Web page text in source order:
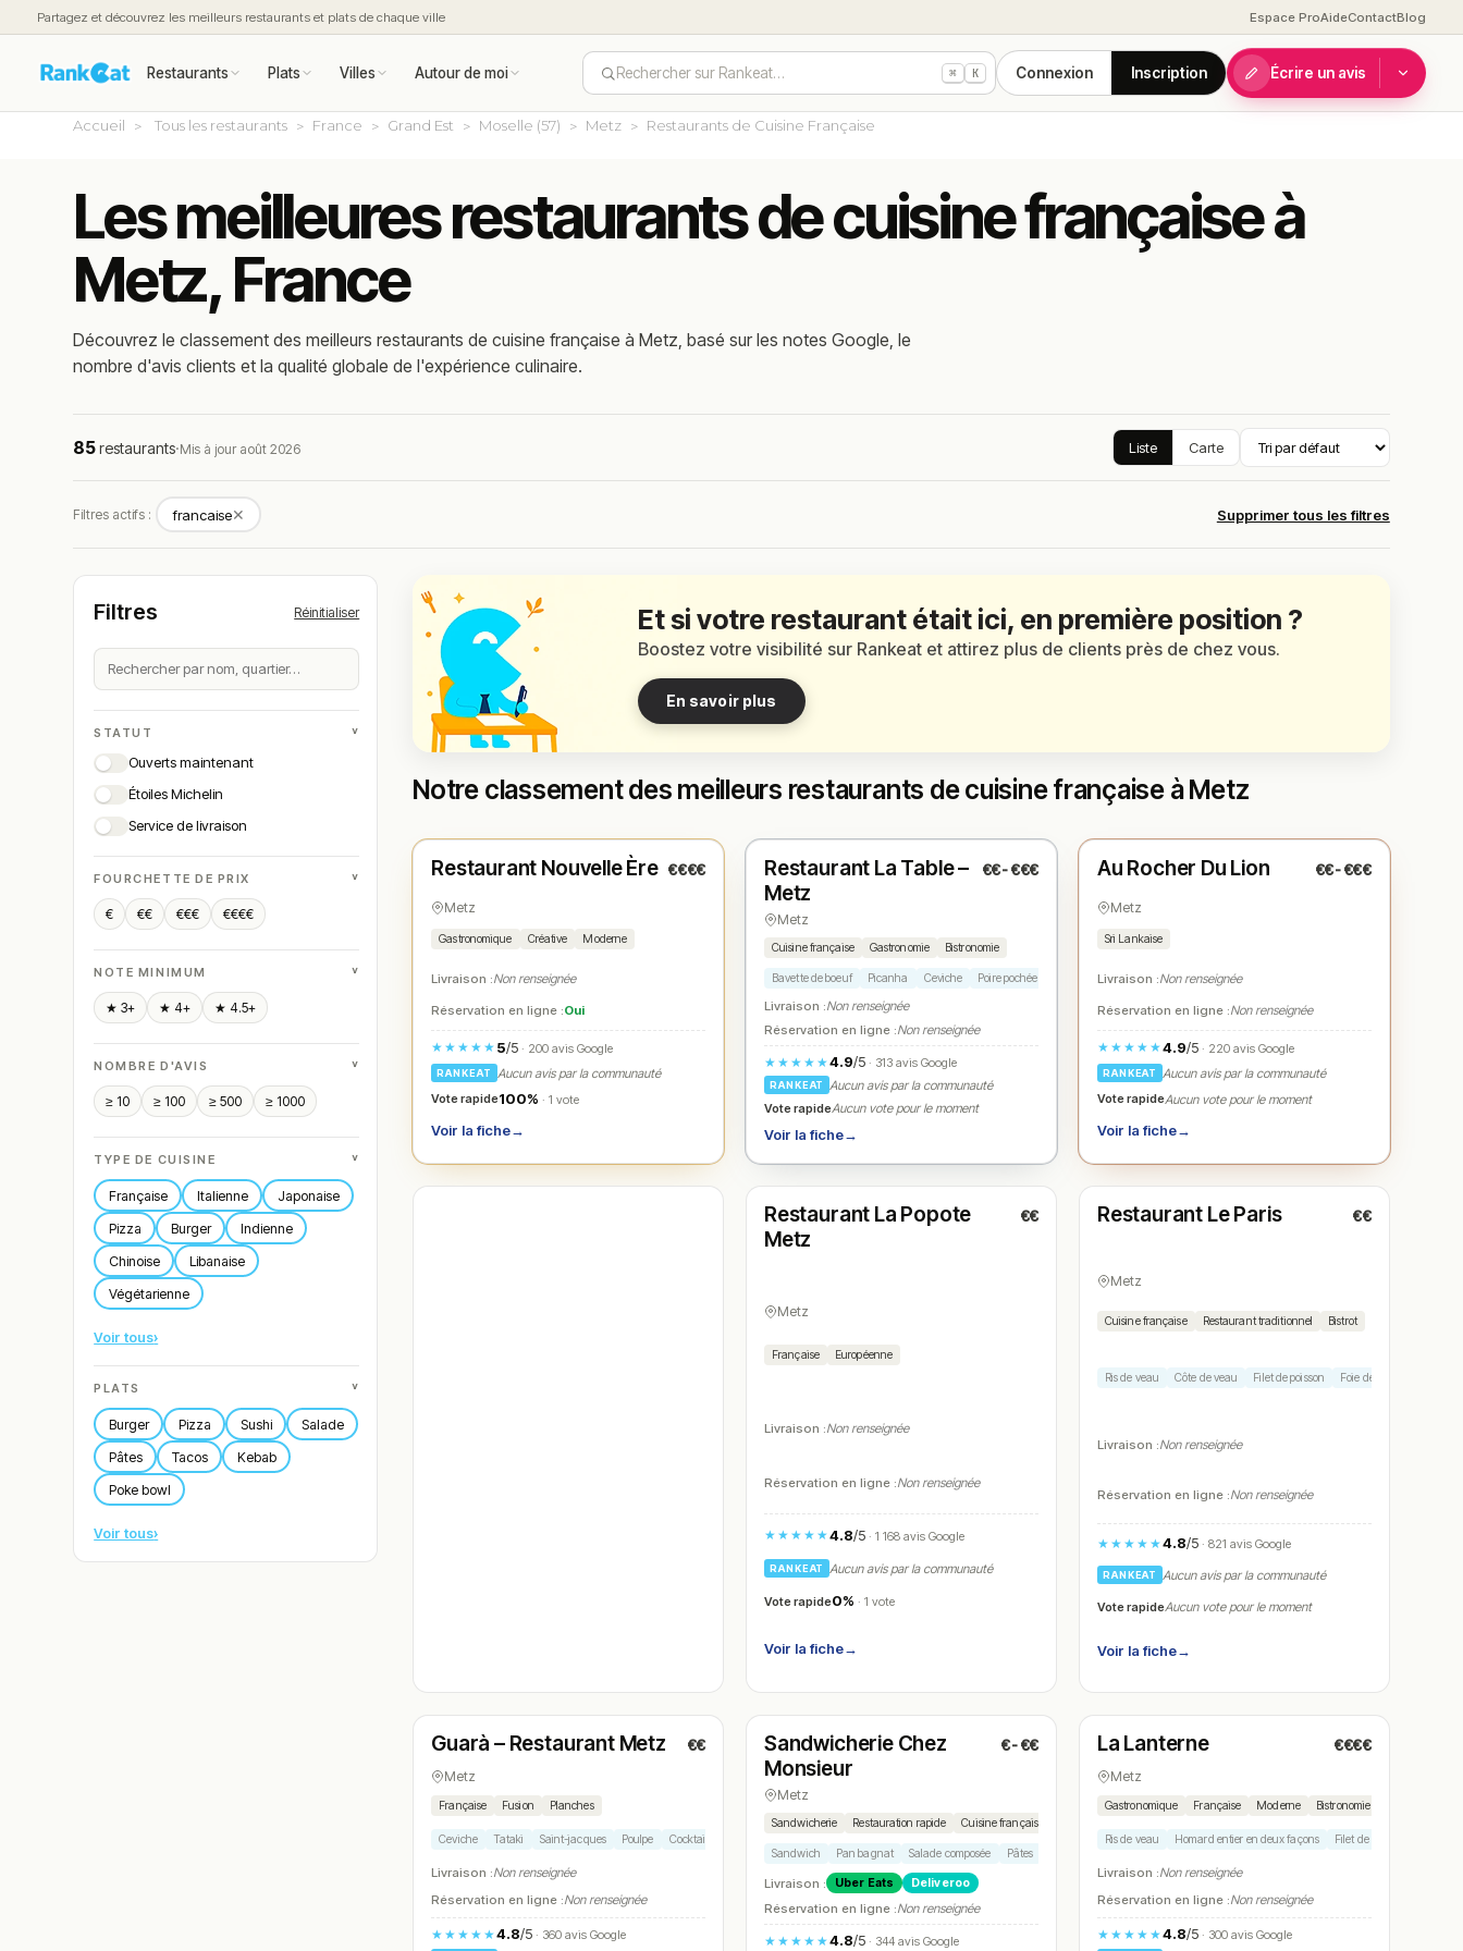
Partagez et découvrez les meilleurs restaurants et plats de chaque ville Espace ProAideContactBlog
Restaurants Plats Villes Autour de moi Rechercher sur Rankeat… ⌘ K Connexion Inscription Écrire un avis
Accueil Tous les restaurants France Grand Est Moselle (57) Metz Restaurants de Cuisine Française
Les meilleures restaurants de cuisine française à
Metz, France
Découvrez le classement des meilleurs restaurants de cuisine française à Metz, basé sur les notes Google, le
nombre d'avis clients et la qualité globale de l'expérience culinaire.
85restaurants·Mis à jour août 2026 Liste Carte
Filtres actifs : francaise✕ Supprimer tous les filtres
Filtres Réinitialiser
STATUT ˅
Ouverts maintenant
Étoiles Michelin
Service de livraison
FOURCHETTE DE PRIX ˅
€ €€ €€€ €€€€
NOTE MINIMUM ˅
★ 3+ ★ 4+ ★ 4.5+
NOMBRE D'AVIS ˅
≥ 10 ≥ 100 ≥ 500 ≥ 1000
TYPE DE CUISINE ˅
Française Italienne
Japonaise
Pizza
Burger
Indienne
Chinoise
Libanaise
Végétarienne
Voir tous›
PLATS ˅
Burger Pizza Sushi
Salade
Pâtes
Tacos
Kebab
Poke bowl
Voir tous›
Et si votre restaurant était ici, en première position ?
Boostez votre visibilité sur Rankeat et attirez plus de clients près de chez vous.
En savoir plus
Notre classement des meilleurs restaurants de cuisine française à Metz
★ N° 1
Restaurant Nouvelle Ère €€€€
Metz
Gastronomique Créative Moderne
Livraison :Non renseignée
Réservation en ligne :Oui
★★★★★ 5/5· 200 avis Google
RANKEAT
Aucun avis par la communauté
Vote rapide100% · 1 vote
Voir la fiche→
★ N° 2
Restaurant La Table –
Metz
€€-€€€
Metz
Cuisine française Gastronomie Bistronomie
Bavette de boeuf Picanha Ceviche Poire pochée Crème brûlée
Livraison :Non renseignée
Réservation en ligne :Non renseignée
★★★★★4.9/5· 313 avis Google
RANKEAT
Aucun avis par la communauté
Vote rapideAucun vote pour le moment
Voir la fiche→
★ N° 3
Au Rocher Du Lion €€-€€€
Metz
Sri Lankaise
Livraison :Non renseignée
Réservation en ligne :Non renseignée
★★★★★4.9/5 · 220 avis Google
RANKEAT
Aucun avis par la communauté
Vote rapideAucun vote pour le moment
Voir la fiche→
N° 4
Fermé(12:00 – 13:30, 19:00 – 21:30)
Restaurant La Popote
Metz
€€
Metz
Française Européenne
Livraison :Non renseignée
Réservation en ligne :Non renseignée
★★★★★4.8/5· 1 168 avis Google
RANKEAT Aucun avis par la communauté
Vote rapide0% · 1 vote
Voir la fiche→
N° 5
Ouvert(10:00 – 15:00, 18:30 – 21:30)
Restaurant Le Paris €€
Metz
Cuisine française Restaurant traditionnel Bistrot
Ris de veau Côte de veau Filet de poisson Foie de veau
Livraison :Non renseignée
Réservation en ligne :Non renseignée
★★★★★4.8/5 · 821 avis Google
RANKEAT Aucun avis par la communauté
Vote rapideAucun vote pour le moment
Voir la fiche→
N° 6
Fermé(19:00 – 22:30)
Guarà – Restaurant Metz €€
Metz
Française Fusion Planches
Ceviche Tataki Saint-jacques Poulpe Cocktails
Livraison :Non renseignée
Réservation en ligne :Non renseignée
★★★★★4.8/5· 360 avis Google
N° 7
Fermé(11:30 – 14:00, 18:00 – 21:30)
Sandwicherie Chez
Monsieur
€-€€
Metz
Sandwicherie Restauration rapide Cuisine française
Sandwich Pan bagnat Salade composée Pâtes
Livraison : Uber Eats Deliveroo
Réservation en ligne :Non renseignée
★★★★★4.8/5· 344 avis Google
N° 8
Fermé
La Lanterne €€€€
Metz
Gastronomique Française Moderne Bistronomie raffinée
Ris de veau Homard entier en deux façons Filet de bœuf
Livraison :Non renseignée
Réservation en ligne :Non renseignée
★★★★★4.8/5 · 300 avis Google